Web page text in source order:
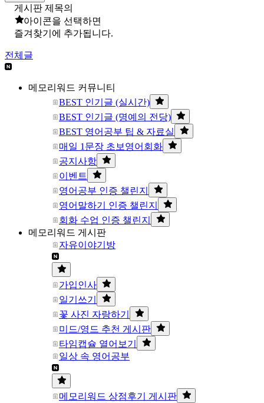
게시판 제목의
아이콘을 선택하면
즐겨찾기에 추가됩니다.
전체글
메모리워드 커뮤니티
BEST 인기글 (실시간)
BEST 인기글 (명예의 전당)
BEST 영어공부 팁 & 자료실
매일 1문장 초보영어회화
공지사항
이벤트
영어공부 인증 챌린지
영어말하기 인증 챌린지
회화 수업 인증 챌린지
메모리워드 게시판
자유이야기방
가입인사
일기쓰기
꽃 사진 자랑하기
미드/영드 추천 게시판
타임캡슐 열어보기
일상 속 영어공부
메모리워드 상점후기 게시판